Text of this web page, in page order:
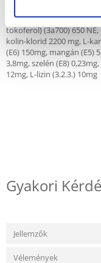
A-vitamin (E672) 23 000
tokoferol) (3a700) 650
kolin-klorid 2200 mg, L-
(E6) 150mg, mangán (E5)
3,8mg, szelén (E8)
12mg, L-lizin (3.2.3.) 10mg
Gyakori
Jellemzők
Vélemények